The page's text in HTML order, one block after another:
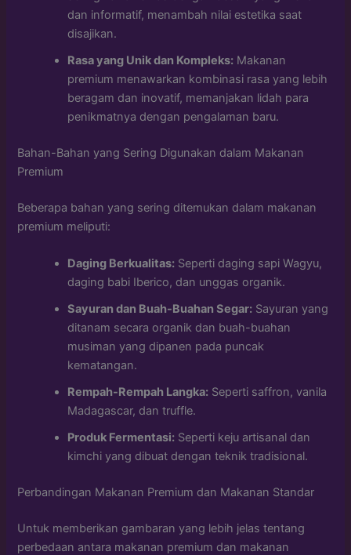
dan informatif, menambah nilai estetika saat
disajikan.
Rasa yang Unik dan Kompleks: Makanan
premium menawarkan kombinasi rasa yang lebih
beragam dan inovatif, memanjakan lidah para
penikmatnya dengan pengalaman baru.
Bahan-Bahan yang Sering Digunakan dalam Makanan
Premium
Beberapa bahan yang sering ditemukan dalam makanan
premium meliputi:
Daging Berkualitas: Seperti daging sapi Wagyu,
daging babi Iberico, dan unggas organik.
Sayuran dan Buah-Buahan Segar: Sayuran yang
ditanam secara organik dan buah-buahan
musiman yang dipanen pada puncak
kematangan.
Rempah-Rempah Langka: Seperti saffron, vanila
Madagascar, dan truffle.
Produk Fermentasi: Seperti keju artisanal dan
kimchi yang dibuat dengan teknik tradisional.
Perbandingan Makanan Premium dan Makanan Standar
Untuk memberikan gambaran yang lebih jelas tentang
perbedaan antara makanan premium dan makanan